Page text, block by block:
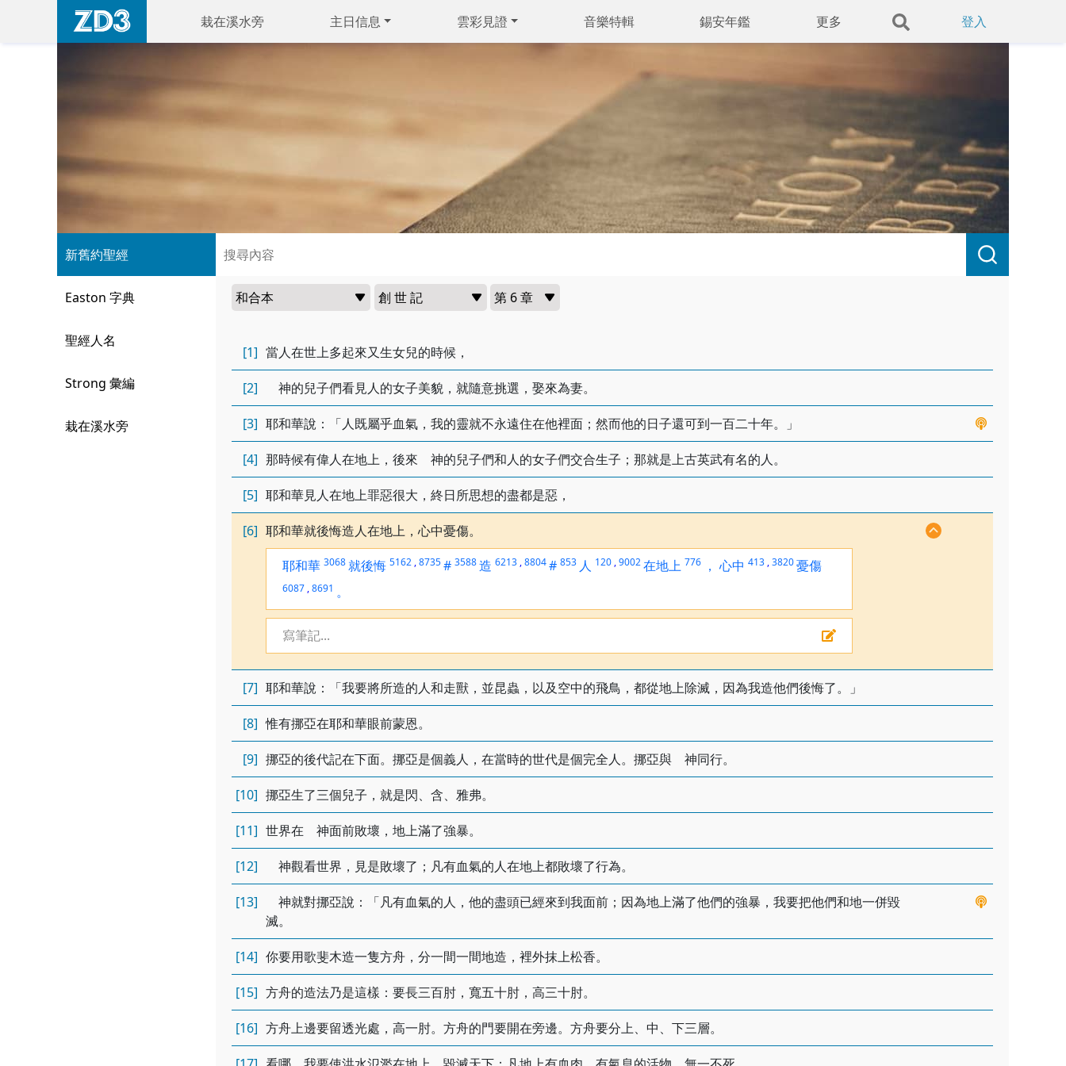
栽在溪水旁 主日信息 雲彩見證 音樂特輯 錫安年鑑 更多 登入
新舊約聖經
Easton 字典
聖經人名
Strong 彙編
栽在溪水旁
[1] 當人在世上多起來又生女兒的時候，
[2] 神的兒子們看見人的女子美貌，就隨意挑選，娶來為妻。
[3] 耶和華說：「人既屬乎血氣，我的靈就不永遠住在他裡面；然而他的日子還可到一百二十年。」
[4] 那時候有偉人在地上，後來 神的兒子們和人的女子們交合生子；那就是上古英武有名的人。
[5] 耶和華見人在地上罪惡很大，終日所思想的盡都是惡，
[6] 耶和華就後悔造人在地上，心中憂傷。
耶和華 3068就後悔 5162 ,8735# 3588造 6213 ,8804# 853 人 120 ,9002在地上 776 ， 心中 413 ,3820憂傷
6087 ,8691 。
寫筆記...
[7] 耶和華說：「我要將所造的人和走獸，並昆蟲，以及空中的飛鳥，都從地上除滅，因為我造他們後悔了。」
[8] 惟有挪亞在耶和華眼前蒙恩。
[9] 挪亞的後代記在下面。挪亞是個義人，在當時的世代是個完全人。挪亞與 神同行。
[10] 挪亞生了三個兒子，就是閃、含、雅弗。
[11] 世界在 神面前敗壞，地上滿了強暴。
[12] 神觀看世界，見是敗壞了；凡有血氣的人在地上都敗壞了行為。
[13]
神就對挪亞說：「凡有血氣的人，他的盡頭已經來到我面前；因為地上滿了他們的強暴，我要把他們和地一併毀
滅。
[14] 你要用歌斐木造一隻方舟，分一間一間地造，裡外抹上松香。
[15] 方舟的造法乃是這樣：要長三百肘，寬五十肘，高三十肘。
[16] 方舟上邊要留透光處，高一肘。方舟的門要開在旁邊。方舟要分上、中、下三層。